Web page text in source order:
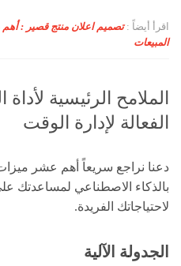
اقرأ أيضاً :تصميم اعلان منتج قصير : أهم
المبيعات
الملامح الرئيسية
الفعالة لإدارة الوقت
دعنا نراجع سريعاً أهم عشر ميزات
بالذكاء الاصطناعي لمساعدتك
لاحتياجاتك الفريدة.
الجدولة الآلية